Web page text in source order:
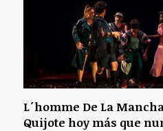
L´homme De La
Quijote hoy más que